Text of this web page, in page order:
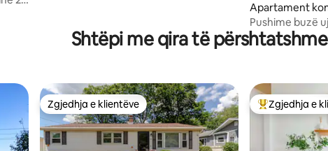
Apartament
Greenport
Pushime buzë
dhe pamje
Shtëpi me qira të
Zgjedhja e klientëve
Zgjedhja e klientëve Më të mirat e
Zgjedhja e